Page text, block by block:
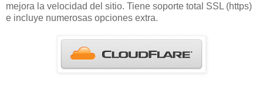
mejora la velocidad del sitio. Tiene soporte total SSL (https)
e incluye numerosas opciones extra.